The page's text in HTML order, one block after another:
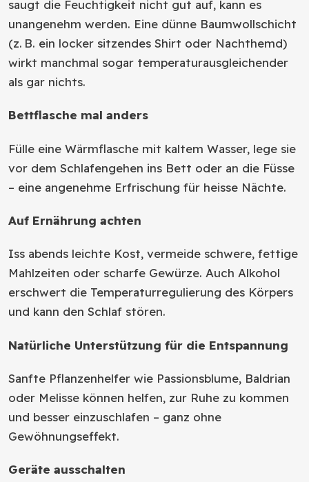
saugt die Feuchtigkeit nicht gut auf, kann es
unangenehm werden. Eine dünne Baumwollschicht
(z. B. ein locker sitzendes Shirt oder Nachthemd)
wirkt manchmal sogar temperaturausgleichender
als gar nichts.
Bettflasche mal anders
Fülle eine Wärmflasche mit kaltem Wasser, lege sie
vor dem Schlafengehen ins Bett oder an die Füsse
– eine angenehme Erfrischung für heisse Nächte.
Auf Ernährung achten
Iss abends leichte Kost, vermeide schwere, fettige
Mahlzeiten oder scharfe Gewürze. Auch Alkohol
erschwert die Temperaturregulierung des Körpers
und kann den Schlaf stören.
Natürliche Unterstützung für die Entspannung
Sanfte Pflanzenhelfer wie Passionsblume, Baldrian
oder Melisse können helfen, zur Ruhe zu kommen
und besser einzuschlafen – ganz ohne
Gewöhnungseffekt.
Geräte ausschalten